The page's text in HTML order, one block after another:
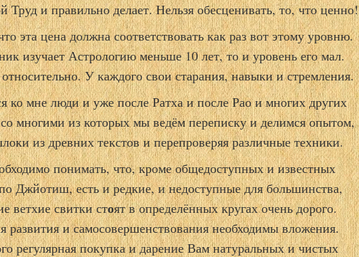
Труд и правильно делает. Нельзя обесценивать, то, что ценно!
эта цена должна соответствовать как раз вот этому уровню.
изучает Астрологию меньше 10 лет, то и уровень его мал.
У каждого свои старания, навыки и стремления.
ко мне люди и уже после Ратха и после Рао и многих других
многими из которых мы ведём переписку и делимся опытом,
из древних текстов и перепроверяя различные техники.
понимать, что, кроме общедоступных и известных
Джйотиш, есть и редкие, и недоступные для большинства,
ветхие свитки стоят в определённых кругах очень дорого.
развития и самосовершенствования необходимы вложения.
регулярная покупка и дарение Вам натуральных и чистых